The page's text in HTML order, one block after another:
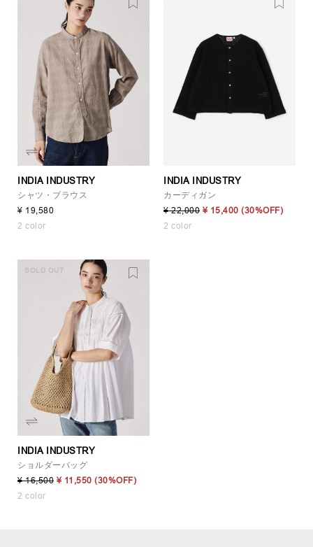
INDIA INDUSTRY
シャツ・ブラウス
¥ 19,580
2 color
INDIA INDUSTRY
カーディガン
¥ 22,000 ¥ 15,400 (30%OFF)
2 color
SOLD OUT
INDIA INDUSTRY
ショルダーバッグ
¥ 16,500 ¥ 11,550 (30%OFF)
2 color